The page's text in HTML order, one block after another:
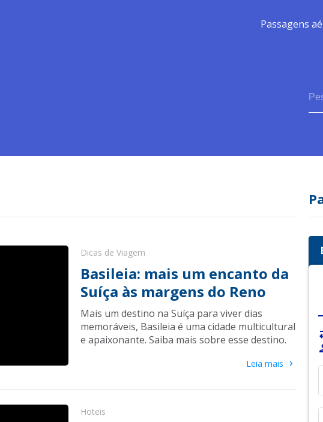
Passagens
Dicas de Viagem
Basileia: mais um encanto da
Suíça às margens do Reno
Mais um destino na Suíça para viver dias
memoráveis, Basileia é uma cidade multicultural
e apaixonante. Saiba mais sobre esse destino.
Leia mais ›
Hoteis